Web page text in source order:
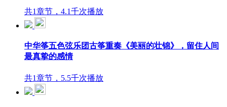
共1章节，4.1千次播放
中华筝五色弦乐团古筝重奏《美丽的壮锦》，留住人间
最真挚的感情
共1章节，5.5千次播放